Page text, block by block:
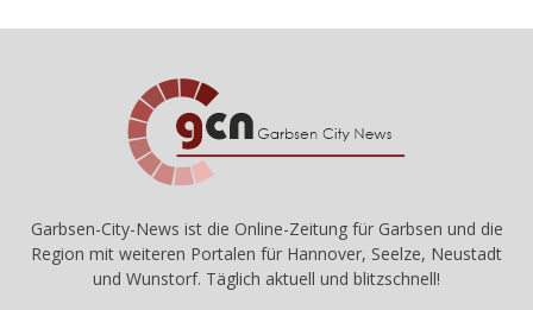
Garbsen-City-News ist die Online-Zeitung für Garbsen und die
Region mit weiteren Portalen für Hannover, Seelze, Neustadt
und Wunstorf. Täglich aktuell und blitzschnell!